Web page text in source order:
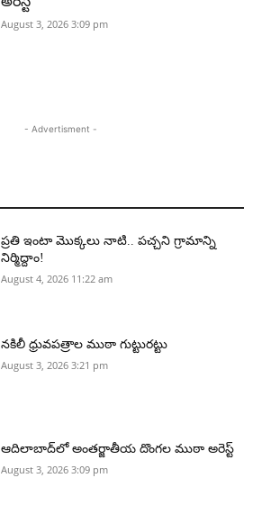
August 3, 2026 3:09 pm
- Advertisment -
ప్రతి ఇంటా మొక్కలు నాటి.. పచ్చని గ్రామాన్ని
నిర్మిద్దాం!
August 4, 2026 11:22 am
నకిలీ ధ్రువపత్రాల ముఠా గుట్టురట్టు
August 3, 2026 3:21 pm
ఆదిలాబాద్‌లో అంతర్జాతీయ దొంగల ముఠా అరెస్ట్
August 3, 2026 3:09 pm